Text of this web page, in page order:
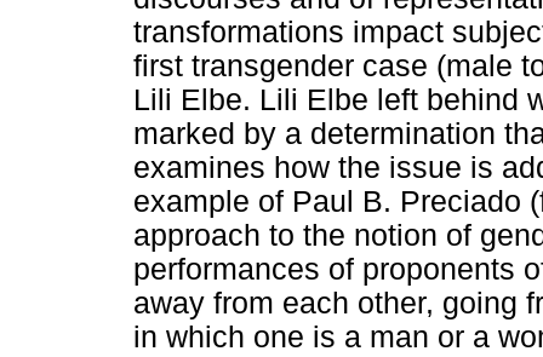
transformations impact
first transgender case (male
Lili Elbe. Lili Elbe left behind
marked by a determination
examines how the issue is
example of Paul B. Preciado
approach to the notion of
performances of proponents
away from each other, going
in which one is a man or a